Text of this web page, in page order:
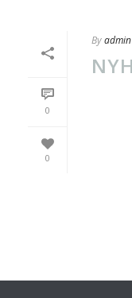
0
0
Byadmin